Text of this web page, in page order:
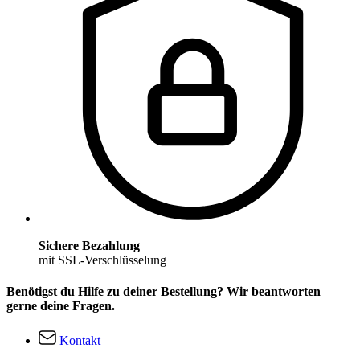
Sichere Bezahlung
mit SSL-Verschlüsselung
Benötigst du Hilfe zu deiner Bestellung? Wir beantworten
gerne deine Fragen.
Kontakt